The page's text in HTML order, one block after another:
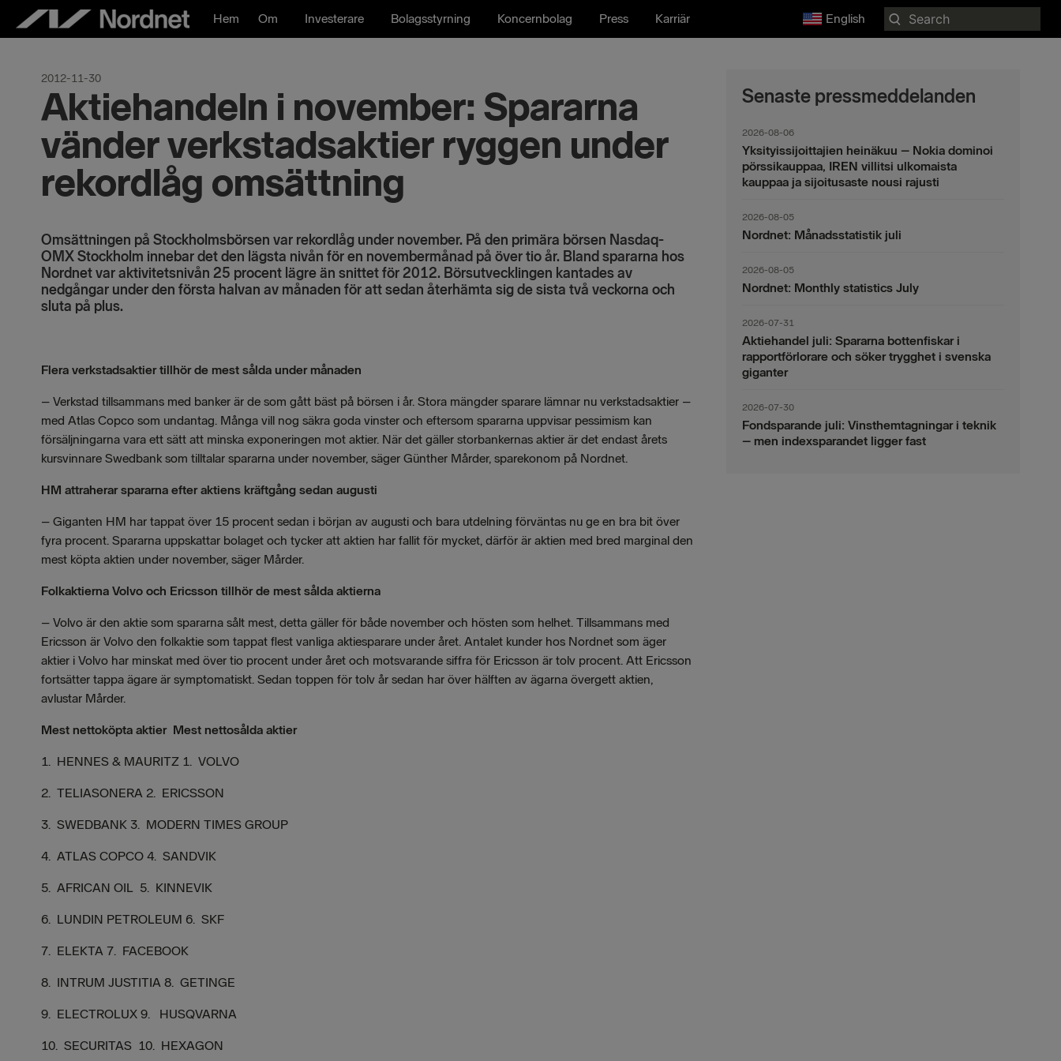
Hoppa
Hem Om Investerare Bolagsstyrning Koncernbolag Press Karriär English
Search
for:
2012-11-30
Aktiehandeln i november: Spararna
vänder verkstadsaktier ryggen under
rekordlåg omsättning
Omsättningen på Stockholmsbörsen var rekordlåg under november. På den primära börsen Nasdaq-
OMX Stockholm innebar det den lägsta nivån för en novembermånad på över tio år. Bland spararna hos
Nordnet var aktivitetsnivån 25 procent lägre än snittet för 2012. Börsutvecklingen kantades av
nedgångar under den första halvan av månaden för att sedan återhämta sig de sista två veckorna och
sluta på plus.
Flera verkstadsaktier tillhör de mest sålda under månaden
– Verkstad tillsammans med banker är de som gått bäst på börsen i år. Stora mängder sparare lämnar nu verkstadsaktier –
med Atlas Copco som undantag. Många vill nog säkra goda vinster och eftersom spararna uppvisar pessimism kan
försäljningarna vara ett sätt att minska exponeringen mot aktier. När det gäller storbankernas aktier är det endast årets
kursvinnare Swedbank som tilltalar spararna under november, säger Günther Mårder, sparekonom på Nordnet.
HM attraherar spararna efter aktiens kräftgång sedan augusti
– Giganten HM har tappat över 15 procent sedan i början av augusti och bara utdelning förväntas nu ge en bra bit över
fyra procent. Spararna uppskattar bolaget och tycker att aktien har fallit för mycket, därför är aktien med bred marginal den
mest köpta aktien under november, säger Mårder.
Folkaktierna Volvo och Ericsson tillhör de mest sålda aktierna
– Volvo är den aktie som spararna sålt mest, detta gäller för både november och hösten som helhet. Tillsammans med
Ericsson är Volvo den folkaktie som tappat flest vanliga aktiesparare under året. Antalet kunder hos Nordnet som äger
aktier i Volvo har minskat med över tio procent under året och motsvarande siffra för Ericsson är tolv procent. Att Ericsson
fortsätter tappa ägare är symptomatiskt. Sedan toppen för tolv år sedan har över hälften av ägarna övergett aktien,
avlustar Mårder.
Mest nettoköpta aktier Mest nettosålda aktier
1. HENNES & MAURITZ 1. VOLVO
2. TELIASONERA 2. ERICSSON
3. SWEDBANK 3. MODERN TIMES GROUP
4. ATLAS COPCO 4. SANDVIK
5. AFRICAN OIL 5. KINNEVIK
6. LUNDIN PETROLEUM 6. SKF
7. ELEKTA 7. FACEBOOK
8. INTRUM JUSTITIA 8. GETINGE
9. ELECTROLUX 9. HUSQVARNA
10. SECURITAS 10. HEXAGON
Senaste pressmeddelanden
2026-08-06
Yksityissijoittajien heinäkuu – Nokia dominoi
pörssikauppaa, IREN villitsi ulkomaista
kauppaa ja sijoitusaste nousi rajusti
2026-08-05
Nordnet: Månadsstatistik juli
2026-08-05
Nordnet: Monthly statistics July
2026-07-31
Aktiehandel juli: Spararna bottenfiskar i
rapportförlorare och söker trygghet i svenska
giganter
2026-07-30
Fondsparande juli: Vinsthemtagningar i teknik
– men indexsparandet ligger fast